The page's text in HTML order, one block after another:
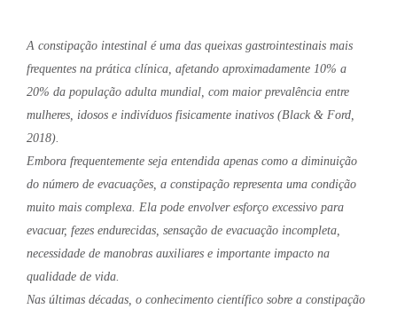
A constipação intestinal é uma das queixas gastrointestinais mais
frequentes na prática clínica, afetando aproximadamente 10% a
20% da população adulta mundial, com maior prevalência entre
mulheres, idosos e indivíduos fisicamente inativos (Black & Ford,
2018).
Embora frequentemente seja entendida apenas como a diminuição
do número de evacuações, a constipação representa uma condição
muito mais complexa. Ela pode envolver esforço excessivo para
evacuar, fezes endurecidas, sensação de evacuação incompleta,
necessidade de manobras auxiliares e importante impacto na
qualidade de vida.
Nas últimas décadas, o conhecimento científico sobre a constipação